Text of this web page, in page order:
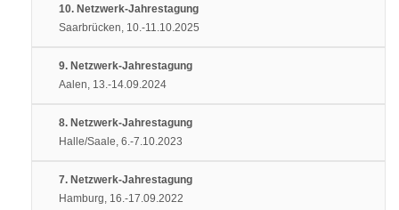
10. Netzwerk-Jahrestagung
Saarbrücken, 10.-11.10.2025
9. Netzwerk-Jahrestagung
Aalen, 13.-14.09.2024
8. Netzwerk-Jahrestagung
Halle/Saale, 6.-7.10.2023
7. Netzwerk-Jahrestagung
Hamburg, 16.-17.09.2022